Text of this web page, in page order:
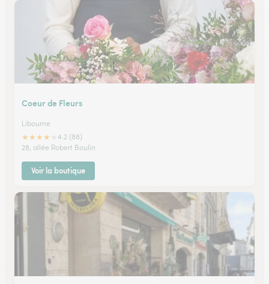
Coeur de Fleurs
Libourne
★★★★
4.2 (88)
28, allée Robert Boulin
Voir la boutique